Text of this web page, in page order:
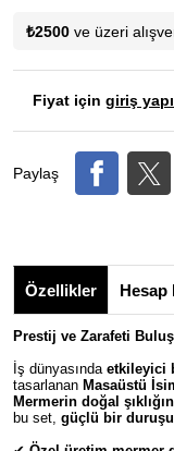
₺2500 ve üzeri
Fiyat için giriş
Paylaş
Özellikler Hesap
Prestij ve Zarafeti
İş dünyasında etkileyici
tasarlanan Masaüstü
Mermerin doğal
bu set, güçlü bir